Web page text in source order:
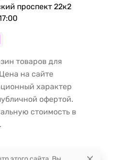
проспект 22к2
товаров для
на сайте
характер
офертой.
стоимость в